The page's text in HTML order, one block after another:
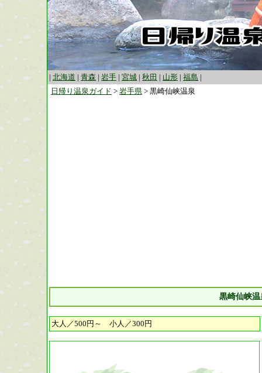
| 北海道 | 青森 | 岩手 | 宮城 | 秋田 | 山形 | 福島 |
日帰り温泉ガイド > 岩手県 > 黒崎仙峡温泉
黒崎仙峡温
大人／500円～ 小人／300円